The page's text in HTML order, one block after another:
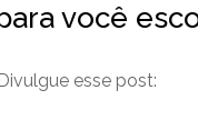
você
Divulgue esse post: